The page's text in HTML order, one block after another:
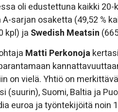
oli edustettuna kaikki
sarjan osaketta (49,52 %
kpl) ja Swedish Meatsin
Matti Perkonoja
on vielä. Yhtiö on
(suurin), Suomi, Baltia ja
euroa ja työntekijöitä noin